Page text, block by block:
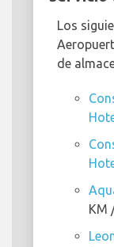
Los
de
KM